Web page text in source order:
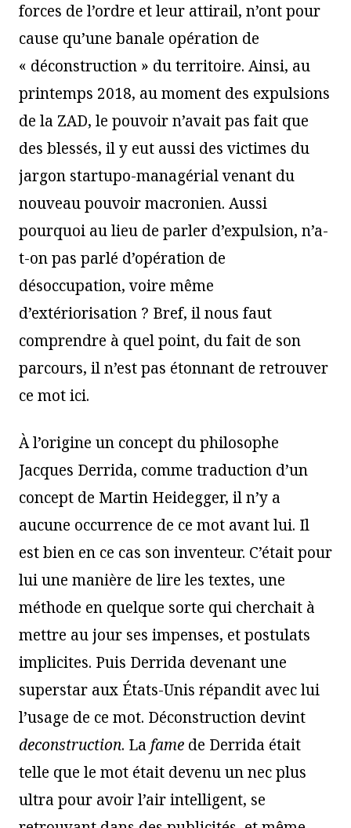
forces de l’ordre et leur attirail, n’ont pour
cause qu’une banale opération de
« déconstruction » du territoire. Ainsi, au
printemps 2018, au moment des expulsions
de la ZAD, le pouvoir n’avait pas fait que
des blessés, il y eut aussi des victimes du
jargon startupo-managérial venant du
nouveau pouvoir macronien. Aussi
pourquoi au lieu de parler d’expulsion, n’a-
t-on pas parlé d’opération de
désoccupation, voire même
d’extériorisation ? Bref, il nous faut
comprendre à quel point, du fait de son
parcours, il n’est pas étonnant de retrouver
ce mot ici.
À l’origine un concept du philosophe
Jacques Derrida, comme traduction d’un
concept de Martin Heidegger, il n’y a
aucune occurrence de ce mot avant lui. Il
est bien en ce cas son inventeur. C’était pour
lui une manière de lire les textes, une
méthode en quelque sorte qui cherchait à
mettre au jour ses impenses, et postulats
implicites. Puis Derrida devenant une
superstar aux États-Unis répandit avec lui
l’usage de ce mot. Déconstruction devint
deconstruction. La fame de Derrida était
telle que le mot était devenu un nec plus
ultra pour avoir l’air intelligent, se